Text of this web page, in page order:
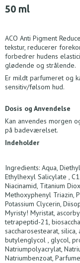
50 ml
ACO Anti Pigment
tekstur, reducerer
forbedrer hudens
glødende og strålende.
Er mildt parfumeret og
sensitiv/følsom hud.
Dosis og Anvendelse
Kan anvendes morgen
på badeværelset.
Indeholder
Ingredients: Aqua,
Ethylhexyl Salicylate ,
Niacinamid, Titanium
Methoxyphenyl Triazin,
Potassium Clycerin,
Myristy! Myristat,
tetrapeptid-21,
saccharosestearat,
butylenglycol , glycol,
Natriumpolyacrylat,
Natriumbenzoat,